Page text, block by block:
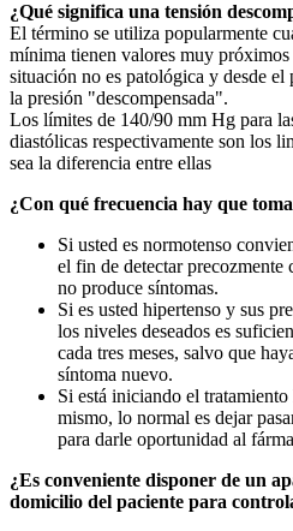
¿Qué significa una tensión
El término se utiliza popularmente
mínima tienen valores muy
situación no es patológica y desde
la presión "descompensada".
Los límites de 140/90 mm Hg para
diastólicas respectivamente son los
sea la diferencia entre ellas
¿Con qué frecuencia hay que
Si usted es normotenso
el fin de detectar precozmente
no produce síntomas.
Si es usted hipertenso y sus
los niveles deseados es
cada tres meses, salvo que
síntoma nuevo.
Si está iniciando el
mismo, lo normal es dejar
para darle oportunidad al
¿Es conveniente disponer de un
domicilio del paciente para